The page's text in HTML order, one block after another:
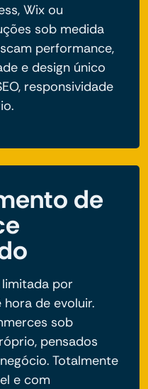
Wix ou
sob medida
performance,
e design único
responsividade
de
por
de evoluir.
sob
pensados
Totalmente
e com